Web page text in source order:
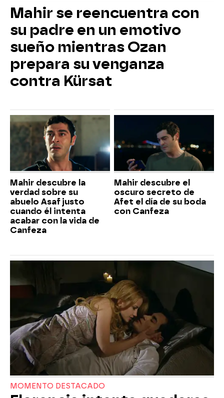
Mahir se reencuentra con
su padre en un emotivo
sueño mientras Ozan
prepara su venganza
contra Kürsat
Mahir descubre la
verdad sobre su
abuelo Asaf justo
cuando él intenta
acabar con la vida de
Canfeza
Mahir descubre el
oscuro secreto de
Afet el día de su boda
con Canfeza
MOMENTO DESTACADO